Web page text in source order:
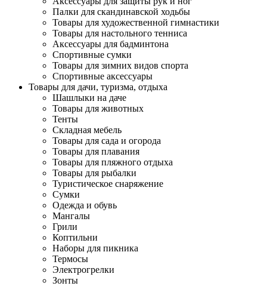
Палки для скандинавской ходьбы
Товары для художественной гимнастики
Товары для настольного тенниса
Аксессуары для бадминтона
Спортивные сумки
Товары для зимних видов спорта
Спортивные аксессуары
Товары для дачи, туризма, отдыха
Шашлыки на даче
Товары для животных
Тенты
Складная мебель
Товары для сада и огорода
Товары для плавания
Товары для пляжного отдыха
Товары для рыбалки
Туристическое снаряжение
Сумки
Одежда и обувь
Мангалы
Грили
Коптильни
Наборы для пикника
Термосы
Электрогрелки
Зонты